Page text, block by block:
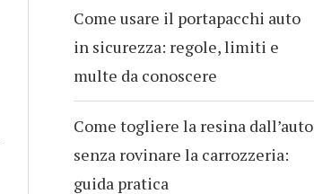
Come usare il portapacchi auto
in sicurezza: regole, limiti e
multe da conoscere
Come togliere la resina dall’auto
senza rovinare la carrozzeria:
guida pratica